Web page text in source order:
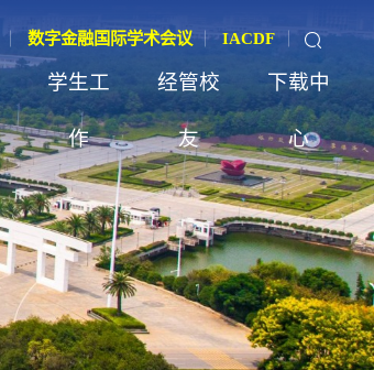
数字金融国际学术会议 IACDF
学生工
作
经管校
友
下载中
心